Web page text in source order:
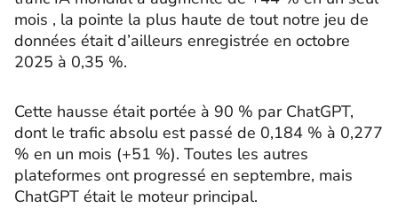
mois , la pointe la plus haute de tout notre jeu de
données était d’ailleurs enregistrée en octobre
2025 à 0,35 %.
Cette hausse était portée à 90 % par ChatGPT,
dont le trafic absolu est passé de 0,184 % à 0,277
% en un mois (+51 %). Toutes les autres
plateformes ont progressé en septembre, mais
ChatGPT était le moteur principal.